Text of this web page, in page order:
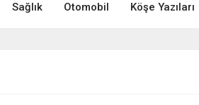
Sağlık Otomobil Köşe Yazıları